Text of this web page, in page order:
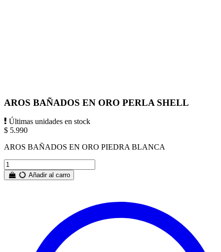
AROS BAÑADOS EN ORO PERLA SHELL
Últimas unidades en stock
$ 5.990
AROS BAÑADOS EN ORO PIEDRA BLANCA
Añadir al carro